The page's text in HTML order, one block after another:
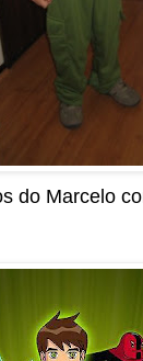
do Marcelo